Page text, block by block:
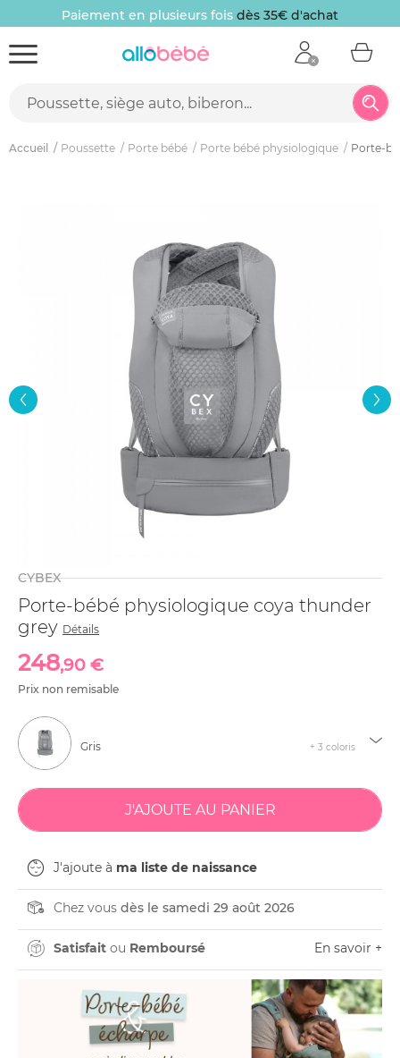
Paiement en plusieurs fois dès 35€ d'achat
Accueil Poussette Porte bébé Porte bébé physiologique Porte-
CYBEX
Porte-bébé physiologique coya thunder
grey Détails
248,90 €
Prix non remisable
Gris + 3 coloris
J'ajoute à ma liste de naissance
Chez vous dès le samedi 29 août 2026
Satisfait ou Remboursé En savoir +